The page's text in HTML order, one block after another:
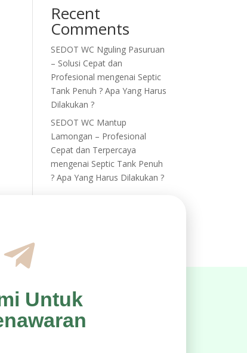
Recent
Comments
SEDOT WC Nguling Pasuruan
– Solusi Cepat dan
Profesional mengenai Septic
Tank Penuh ? Apa Yang Harus
Dilakukan ?
SEDOT WC Mantup
Lamongan – Profesional
Cepat dan Terpercaya
mengenai Septic Tank Penuh
? Apa Yang Harus Dilakukan ?
Untuk